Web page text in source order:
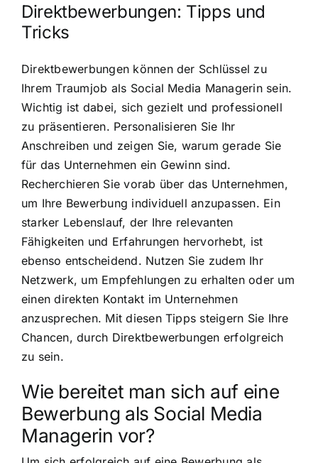
Direktbewerbungen: Tipps und
Tricks
Direktbewerbungen können der Schlüssel zu
Ihrem Traumjob als Social Media Managerin sein.
Wichtig ist dabei, sich gezielt und professionell
zu präsentieren. Personalisieren Sie Ihr
Anschreiben und zeigen Sie, warum gerade Sie
für das Unternehmen ein Gewinn sind.
Recherchieren Sie vorab über das Unternehmen,
um Ihre Bewerbung individuell anzupassen. Ein
starker Lebenslauf, der Ihre relevanten
Fähigkeiten und Erfahrungen hervorhebt, ist
ebenso entscheidend. Nutzen Sie zudem Ihr
Netzwerk, um Empfehlungen zu erhalten oder um
einen direkten Kontakt im Unternehmen
anzusprechen. Mit diesen Tipps steigern Sie Ihre
Chancen, durch Direktbewerbungen erfolgreich
zu sein.
Wie bereitet man sich auf eine
Bewerbung als Social Media
Managerin vor?